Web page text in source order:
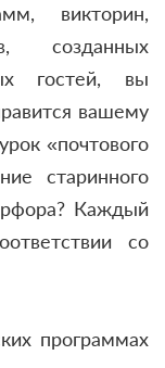
викторин,
созданных
гостей, вы
вашему
«почтового
старинного
Каждый
со
программах